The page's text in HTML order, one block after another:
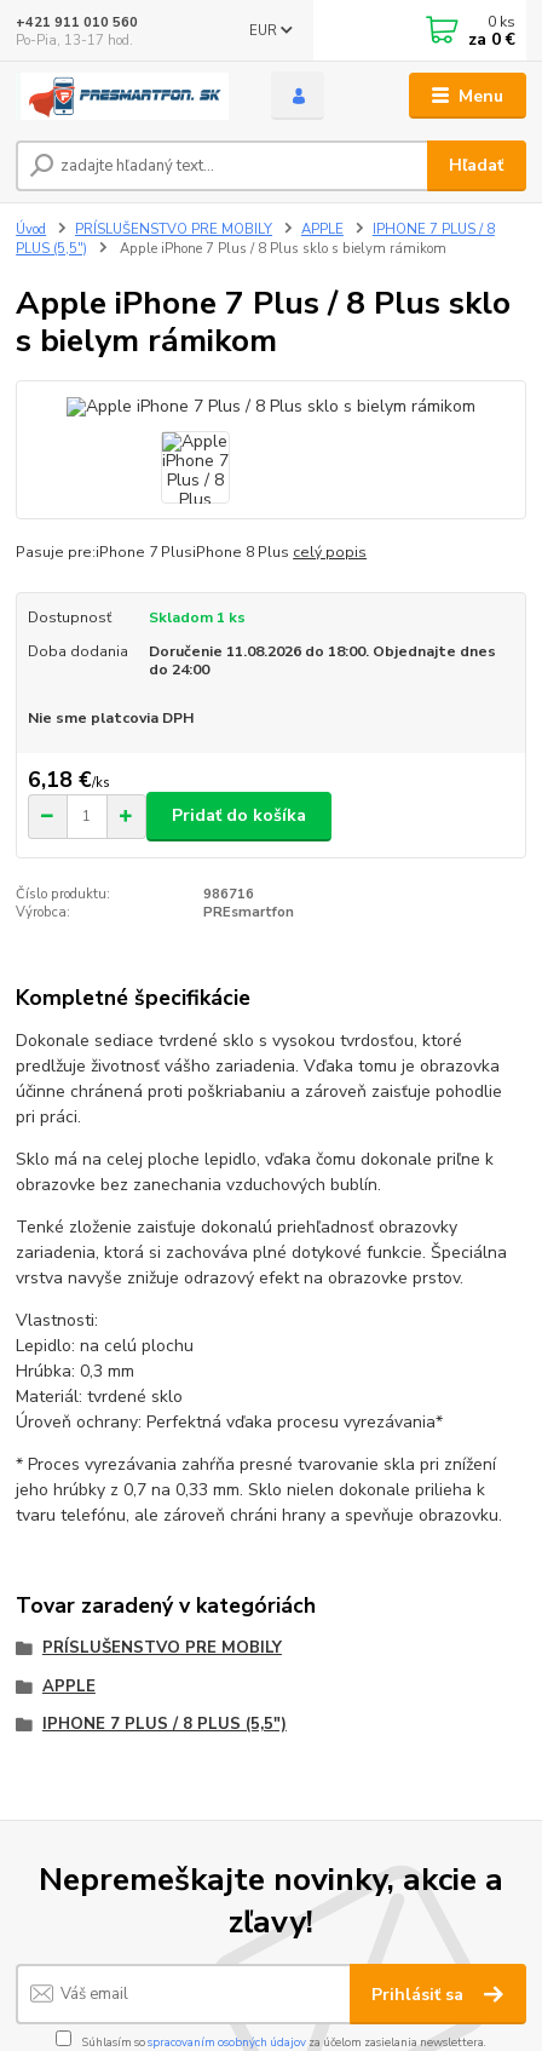
Menu
EUR
Hľadať
+421 911 010 560
Po-Pia, 13-17 hod.
0 ks
za 0 €
Úvod PRÍSLUŠENSTVO PRE MOBILY APPLE
IPHONE 7 PLUS / 8
PLUS (5,5")
Apple iPhone 7 Plus / 8 Plus sklo s bielym rámikom
Apple iPhone 7 Plus / 8 Plus sklo
s bielym rámikom
Pasuje pre:iPhone 7 PlusiPhone 8 Plus celý popis
Dostupnosť
Skladom 1 ks
Doba dodania
Doručenie 11.08.2026 do 18:00. Objednajte dnes
do 24:00
Nie sme platcovia DPH
6,18 €/ks
Pridať do košíka
Číslo produktu:
986716
Výrobca:
PREsmartfon
Kompletné špecifikácie
Dokonale sediace tvrdené sklo s vysokou tvrdosťou, ktoré
predlžuje životnosť vášho zariadenia. Vďaka tomu je obrazovka
účinne chránená proti poškriabaniu a zároveň zaisťuje pohodlie
pri práci.
Sklo má na celej ploche lepidlo, vďaka čomu dokonale priľne k
obrazovke bez zanechania vzduchových bublín.
Tenké zloženie zaisťuje dokonalú priehľadnosť obrazovky
zariadenia, ktorá si zachováva plné dotykové funkcie. Špeciálna
vrstva navyše znižuje odrazový efekt na obrazovke prstov.
Vlastnosti:
Lepidlo: na celú plochu
Hrúbka: 0,3 mm
Materiál: tvrdené sklo
Úroveň ochrany: Perfektná vďaka procesu vyrezávania*
* Proces vyrezávania zahŕňa presné tvarovanie skla pri znížení
jeho hrúbky z 0,7 na 0,33 mm. Sklo nielen dokonale prilieha k
tvaru telefónu, ale zároveň chráni hrany a spevňuje obrazovku.
Tovar zaradený v kategóriách
PRÍSLUŠENSTVO PRE MOBILY
APPLE
IPHONE 7 PLUS / 8 PLUS (5,5")
Nepremeškajte novinky, akcie a
zľavy!
Prihlásiť sa
Súhlasím sospracovaním osobných údajov za účelom zasielania newslettera.